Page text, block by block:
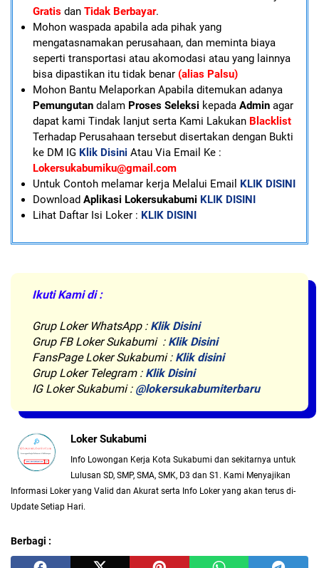
Gratisdan Tidak Berbayar.
Mohon waspada apabila ada pihak yang
mengatasnamakan perusahaan, dan meminta biaya
seperti transportasi atau akomodasi atau yang lainnya
bisa dipastikan itu tidak benar (alias Palsu)
Mohon Bantu Melaporkan Apabila ditemukan adanya
Pemungutandalam Proses Seleksi kepada Adminagar
dapat kami Tindak lanjut serta Kami LakukanBlacklist
Terhadap Perusahaan tersebut disertakan dengan Bukti
ke DM IG Klik Disini Atau Via Email Ke :
Lokersukabumiku@gmail.com
Untuk Contoh melamar kerja Melalui Email KLIK DISINI
Download Aplikasi Lokersukabumi KLIK DISINI
Lihat Daftar Isi Loker : KLIK DISINI
Ikuti Kami di :
Grup Loker WhatsApp : Klik Disini
Grup FB Loker Sukabumi : Klik Disini
FansPage Loker Sukabumi : Klik disini
Grup Loker Telegram : Klik Disini
IG Loker Sukabumi : @lokersukabumiterbaru
Loker Sukabumi
Info Lowongan Kerja Kota Sukabumi dan sekitarnya untuk
Lulusan SD, SMP, SMA, SMK, D3 dan S1. Kami Menyajikan
Informasi Loker yang Valid dan Akurat serta Info Loker yang akan terus di-
Update Setiap Hari.
Berbagi :